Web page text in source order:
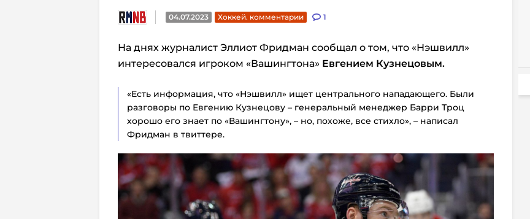
04.07.2023 Хоккей. комментарии 1
На днях журналист Эллиот Фридман сообщал о том, что «Нэшвилл»
интересовался игроком «Вашингтона» Евгением Кузнецовым.
«Есть информация, что «Нэшвилл» ищет центрального нападающего. Были
разговоры по Евгению Кузнецову – генеральный менеджер Барри Троц
хорошо его знает по «Вашингтону», – но, похоже, все стихло», – написал
Фридман в твиттере.